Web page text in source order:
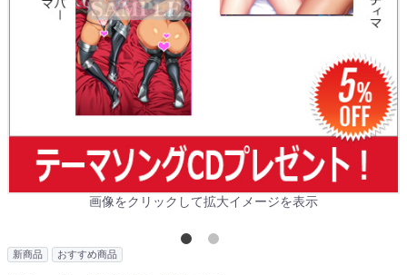
画像をクリックして拡大イメージを表示
新商品 おすすめ商品